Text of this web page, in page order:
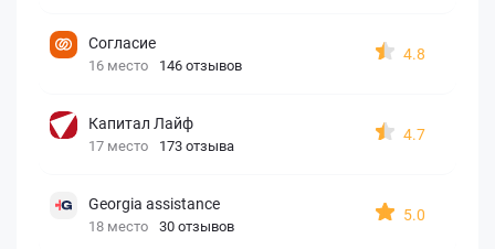
Согласие
16 место 146 отзывов
4.8
Капитал Лайф
17 место 173 отзыва
4.7
Georgia assistance
18 место 30 отзывов
5.0